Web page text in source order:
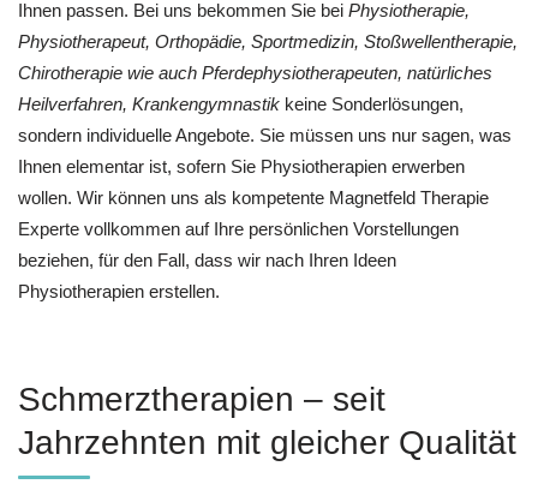
Ihnen passen. Bei uns bekommen Sie bei Physiotherapie,
Physiotherapeut, Orthopädie, Sportmedizin, Stoßwellentherapie,
Chirotherapie wie auch Pferdephysiotherapeuten, natürliches
Heilverfahren, Krankengymnastik keine Sonderlösungen,
sondern individuelle Angebote. Sie müssen uns nur sagen, was
Ihnen elementar ist, sofern Sie Physiotherapien erwerben
wollen. Wir können uns als kompetente Magnetfeld Therapie
Experte vollkommen auf Ihre persönlichen Vorstellungen
beziehen, für den Fall, dass wir nach Ihren Ideen
Physiotherapien erstellen.
Schmerztherapien – seit
Jahrzehnten mit gleicher Qualität